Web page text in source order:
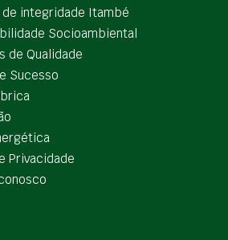
de integridade Itambé
Socioambiental
de Qualidade
Sucesso
Privacidade